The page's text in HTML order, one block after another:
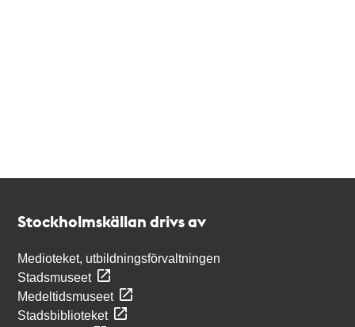
Stockholmskällan drivs av
Medioteket, utbildningsförvaltningen
Stadsmuseet
Medeltidsmuseet
Stadsbiblioteket